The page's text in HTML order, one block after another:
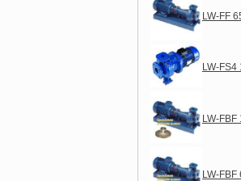
LW-FF
LW-FS4
LW-
LW-FBF